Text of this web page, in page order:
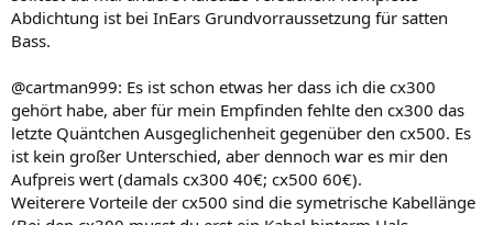
Abdichtung ist bei InEars Grundvorraussetzung für satten
Bass.
@cartman999: Es ist schon etwas her dass ich die cx300
gehört habe, aber für mein Empfinden fehlte den cx300 das
letzte Quäntchen Ausgeglichenheit gegenüber den cx500. Es
ist kein großer Unterschied, aber dennoch war es mir den
Aufpreis wert (damals cx300 40€; cx500 60€).
Weiterere Vorteile der cx500 sind die symetrische Kabellänge